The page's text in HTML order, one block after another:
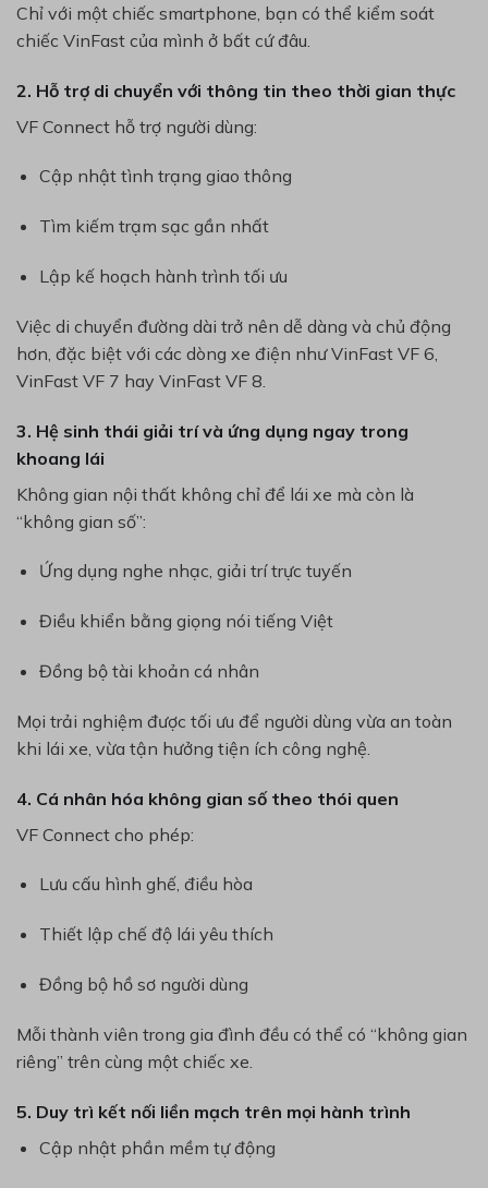
Chỉ với một chiếc smartphone, bạn có thể kiểm soát
chiếc VinFast của mình ở bất cứ đâu.
2. Hỗ trợ di chuyển với thông tin theo thời gian thực
VF Connect hỗ trợ người dùng:
Cập nhật tình trạng giao thông
Tìm kiếm trạm sạc gần nhất
Lập kế hoạch hành trình tối ưu
Việc di chuyển đường dài trở nên dễ dàng và chủ động
hơn, đặc biệt với các dòng xe điện nhưVinFast VF 6
VinFast VF 7 hay VinFast VF 8
3. Hệ sinh thái giải trí và ứng dụng ngay trong
khoang lái
Không gian nội thất không chỉ để lái xe mà còn là
“không gian số”:
Ứng dụng nghe nhạc, giải trí trực tuyến
Điều khiển bằng giọng nói tiếng Việt
Đồng bộ tài khoản cá nhân
Mọi trải nghiệm được tối ưu để người dùng vừa an toàn
khi lái xe, vừa tận hưởng tiện ích công nghệ.
4. Cá nhân hóa không gian số theo thói quen
VF Connect cho phép:
Lưu cấu hình ghế, điều hòa
Thiết lập chế độ lái yêu thích
Đồng bộ hồ sơ người dùng
Mỗi thành viên trong gia đình đều có thể có “không gian
riêng” trên cùng một chiếc xe.
5. Duy trì kết nối liền mạch trên mọi hành trình
Cập nhật phần mềm tự động